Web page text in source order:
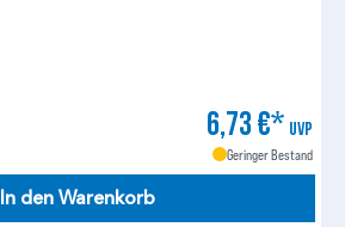
6,73 €* UVP
Geringer Bestand
In den Warenkorb